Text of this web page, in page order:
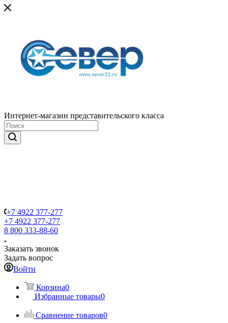
Интернет-магазин представительского класса
+7 4922 377-277
+7 4922 377-277
8 800 333-88-60
Заказать звонок
Задать вопрос
Войти
Корзина0
Избранные товары0
Сравнение товаров0